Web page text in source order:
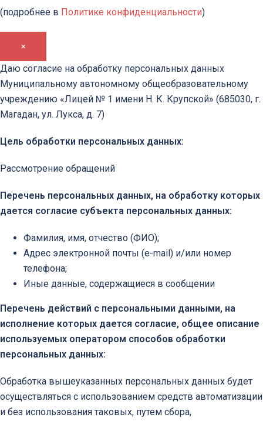
(подробнее в Политике конфиденциальности)
×
Даю согласие на обработку персональных данных
Муниципальному автономному общеобразовательному
учреждению «Лицей № 1 имени Н. К. Крупской» (685030, г.
Магадан, ул. Лукса, д. 7)
Цель обработки персональных данных:
Рассмотрение обращений
Перечень персональных данных, на обработку которых
дается согласие субъекта персональных данных:
Фамилия, имя, отчество (ФИО);
Адрес электронной почты (e-mail) и/или номер
телефона;
Иные данные, содержащиеся в сообщении
Перечень действий с персональными данными, на
исполнение которых дается согласие, общее описание
используемых оператором способов обработки
персональных данных:
Обработка вышеуказанных персональных данных будет
осуществляться с использованием средств автоматизации
и без использования таковых, путем сбора,